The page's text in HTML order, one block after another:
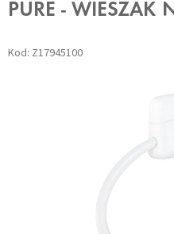
PURE - WIESZAK
Kod: Z17945100